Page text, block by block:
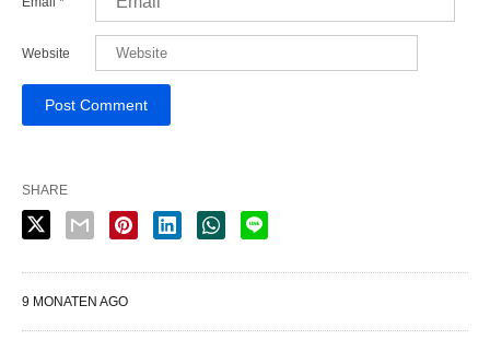
Website
SHARE
9 MONATEN AGO